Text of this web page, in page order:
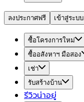
ลงประกาศฟรี เข้าสู่ระบบ
ซื้อโครงการใหม่
ซื้ออสังหาฯ มือสอง
เช่า
รับสร้างบ้าน
รีวิวน่าอยู่